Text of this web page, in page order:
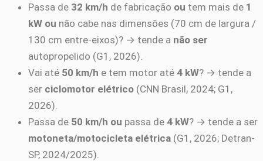
Passa de 32 km/h de fabricação ou tem mais de 1
kW ou não cabe nas dimensões (70 cm de largura /
130 cm entre-eixos)? → tende a não ser
autopropelido (G1, 2026).
Vai até 50 km/h e tem motor até 4 kW? → tende a
ser ciclomotor elétrico (CNN Brasil, 2024; G1,
2026).
Passa de 50 km/h ou passa de 4 kW? → tende a ser
motoneta/motocicleta elétrica (G1, 2026; Detran-
SP, 2024/2025).